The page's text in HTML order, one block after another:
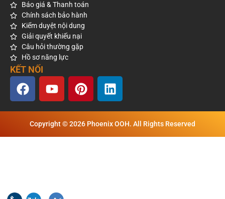
Báo giá & Thanh toán
Chính sách bảo hành
Kiểm duyệt nội dung
Giải quyết khiếu nại
Câu hỏi thường gặp
Hồ sơ năng lực
KẾT NỐI
Copyright © 2026 Phoenix OOH. All Rights Reserved